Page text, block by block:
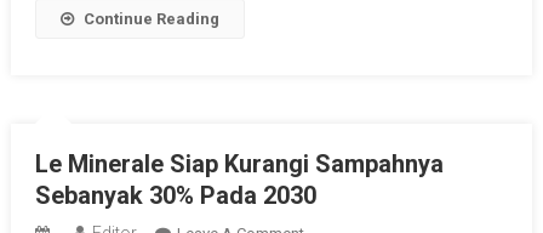
Continue Reading
Le Minerale Siap Kurangi Sampahnya
Sebanyak 30% Pada 2030